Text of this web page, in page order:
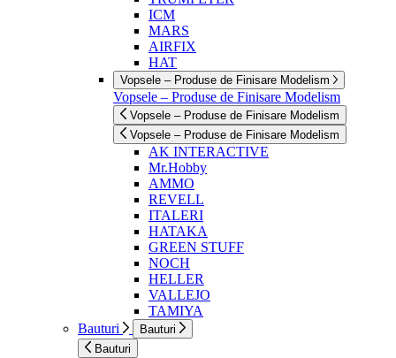
ICM
MARS
AIRFIX
HAT
Vopsele – Produse de Finisare Modelism
Vopsele – Produse de Finisare Modelism
Vopsele – Produse de Finisare Modelism
Vopsele – Produse de Finisare Modelism
AK INTERACTIVE
Mr.Hobby
AMMO
REVELL
ITALERI
HATAKA
GREEN STUFF
NOCH
HELLER
VALLEJO
TAMIYA
Bauturi
Bauturi
Bauturi